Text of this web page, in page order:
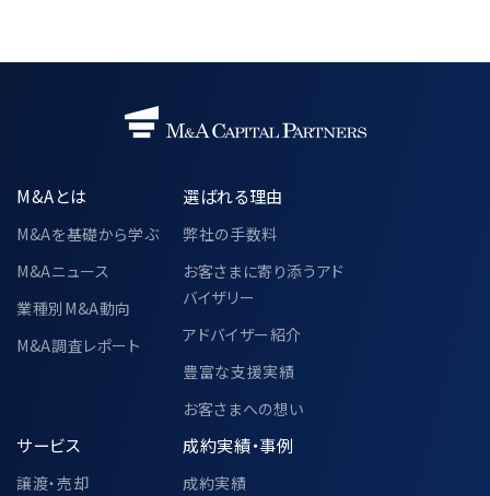
M&Aとは
M&Aを基礎から学ぶ
M&Aニュース
業種別M&A動向
M&A調査レポート
選ばれる理由
弊社の手数料
お客さまに寄り添うアド
バイザリー
アドバイザー紹介
豊富な支援実績
お客さまへの想い
サービス
譲渡・売却
成約実績・事例
成約実績